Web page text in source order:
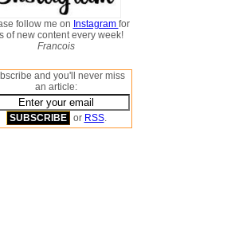
follow me on Instagram for
of new content every week!
Francois
and you'll never miss
an article:
or RSS.